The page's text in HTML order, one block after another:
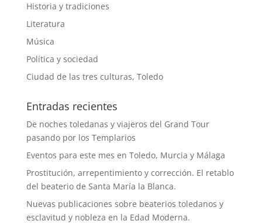
Historia y tradiciones
Literatura
Música
Política y sociedad
Ciudad de las tres culturas, Toledo
Entradas recientes
De noches toledanas y viajeros del Grand Tour
pasando por los Templarios
Eventos para este mes en Toledo, Murcia y Málaga
Prostitución, arrepentimiento y corrección. El retablo
del beaterio de Santa María la Blanca.
Nuevas publicaciones sobre beaterios toledanos y
esclavitud y nobleza en la Edad Moderna.